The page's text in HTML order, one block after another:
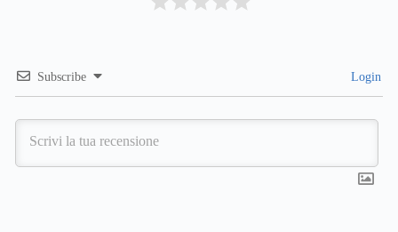
Subscribe Login